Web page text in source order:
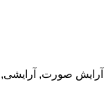
آرایش صورت, آرایشی,